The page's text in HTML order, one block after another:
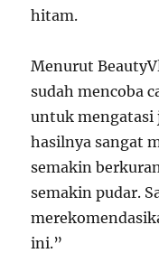
hitam.
Menurut
sudah mencoba
untuk mengatasi
hasilnya sangat
semakin
semakin pudar.
ini.”